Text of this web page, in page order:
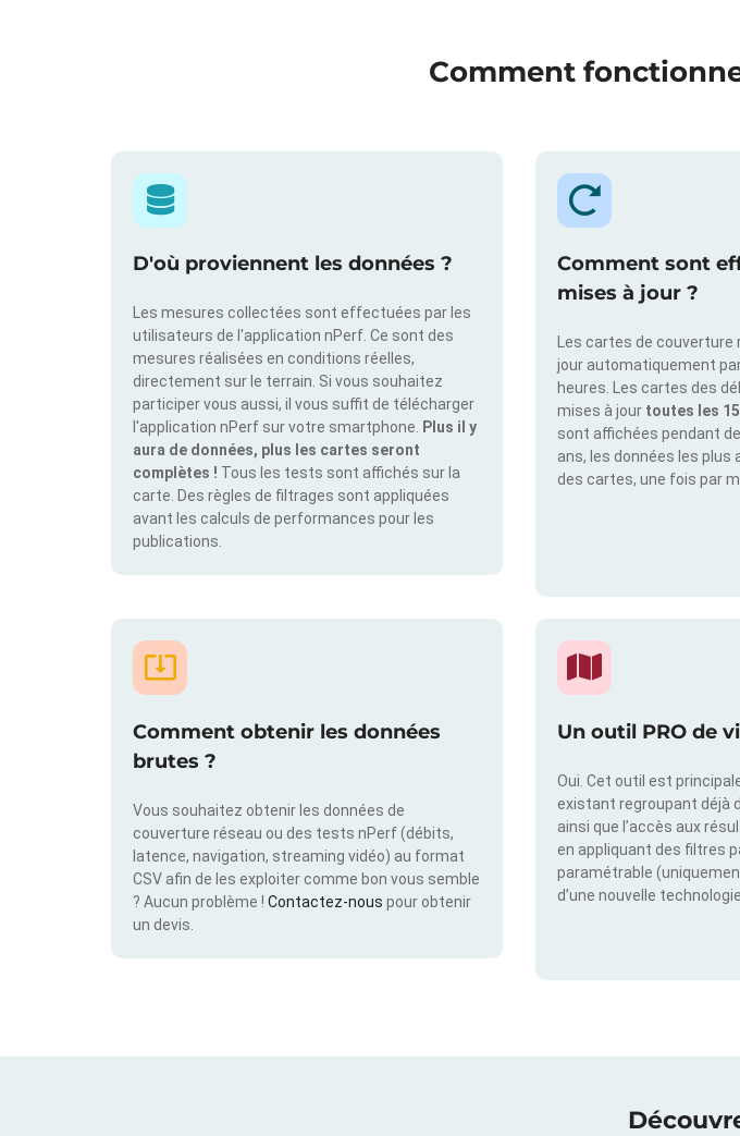
Comment
D'où proviennent les données ?
Les mesures collectées sont effectuées par les
utilisateurs de l'application nPerf. Ce sont des
mesures réalisées en conditions réelles,
directement sur le terrain. Si vous souhaitez
participer vous aussi, il vous suffit de télécharger
l'application nPerf sur votre smartphone.
Plus il y
aura de données, plus les cartes seront
complètes ! Tous les tests sont affichés sur la
carte. Des règles de filtrages sont appliquées
avant les calculs de performances pour les
publications.
Comment sont
mises à jour ?
Les cartes de
jour automatiquement
heures. Les cartes des
mises à jour toutes les
sont affichées pendant
ans, les données les
des cartes, une fois par
Comment obtenir les données
brutes ?
Vous souhaitez obtenir les données de
couverture réseau ou des tests nPerf (débits,
latence, navigation, streaming vidéo) au format
CSV afin de les exploiter comme bon vous semble
? Aucun problème ! Contactez-nous pour obtenir
un devis.
Un outil PRO de
Oui. Cet outil est
existant regroupant déjà
ainsi que l’accès aux
en appliquant des filtres
paramétrable
d’une nouvelle